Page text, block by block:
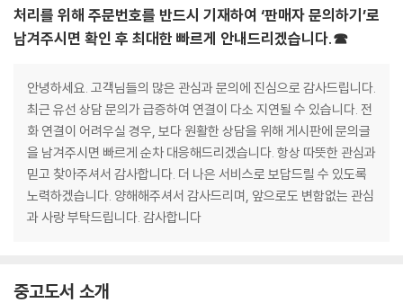
처리를 위해 주문번호를 반드시 기재하여 ‘판매자 문의하기’로
남겨주시면 확인 후 최대한 빠르게 안내드리겠습니다.☎
안녕하세요. 고객님들의 많은 관심과 문의에 진심으로 감사드립니다.
최근 유선 상담 문의가 급증하여 연결이 다소 지연될 수 있습니다. 전
화 연결이 어려우실 경우, 보다 원활한 상담을 위해 게시판에 문의글
을 남겨주시면 빠르게 순차 대응해드리겠습니다. 항상 따뜻한 관심과
믿고 찾아주셔서 감사합니다. 더 나은 서비스로 보답드릴 수 있도록
노력하겠습니다. 양해해주셔서 감사드리며, 앞으로도 변함없는 관심
과 사랑 부탁드립니다. 감사합니다
중고도서 소개